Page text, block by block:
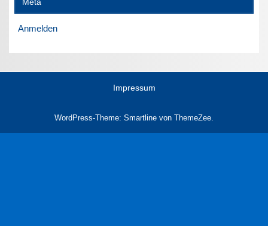
Meta
Anmelden
Impressum
WordPress-Theme: Smartline von ThemeZee.